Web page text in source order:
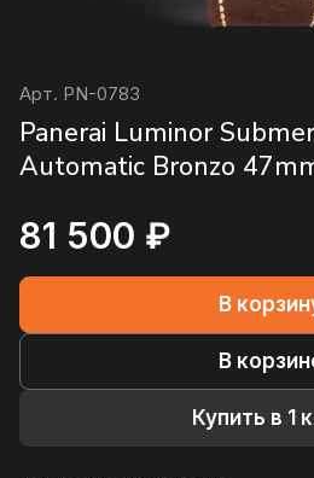
Арт. PN-0783
Panerai Luminor
Automatic Bronzo
81 500 ₽
В
В
Купить в 1